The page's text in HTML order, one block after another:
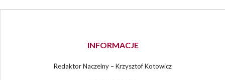
INFORMACJE
Redaktor Naczelny – Krzysztof Kotowicz